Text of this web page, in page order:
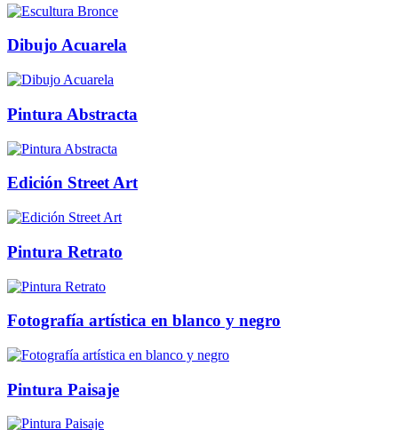
Dibujo Acuarela
Pintura Abstracta
Edición Street Art
Pintura Retrato
Fotografía artística en blanco y negro
Pintura Paisaje